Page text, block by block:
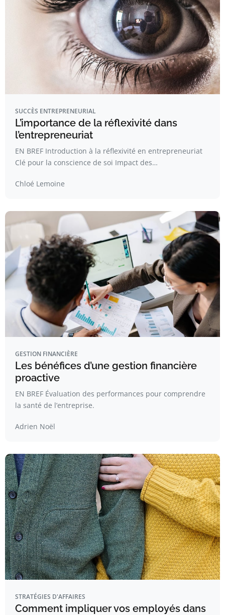
SUCCÈS ENTREPRENEURIAL
L’importance de la réflexivité dans
l’entrepreneuriat
EN BREF Introduction à la réflexivité en entrepreneuriat
Clé pour la conscience de soi Impact des…
Chloé Lemoine
GESTION FINANCIÈRE
Les bénéfices d’une gestion financière
proactive
EN BREF Évaluation des performances pour comprendre
la santé de l’entreprise.
Adrien Noël
STRATÉGIES D'AFFAIRES
Comment impliquer vos employés dans